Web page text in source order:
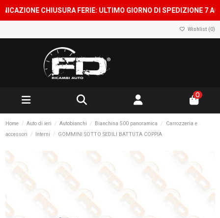
CHIUSURA FERIE: ULTIMO GIORNO DI SPEDIZIONE 7
Wishlist (0)
0
Home Auto di ieri Autobianchi Bianchina 500 panoramica
Carrozzeria e
accessori
Interni GOMMINI SOTTO SEDILI BATTUTA COPPIA